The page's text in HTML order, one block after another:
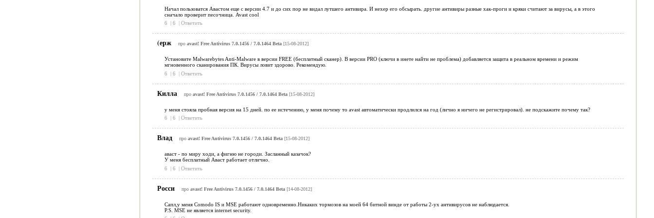
Начал пользоватся Авастом еще с версии 4.7 и до сих пор не видал лутшего антивира. И нехер его обсырать. другие антивиры разные хак-проги и кряки считают за вирусы, а в этого
сначало проверит песочница. Avast cool
6
| 6 | Ответить
(ерж про avast! Free Antivirus 7.0.1456 / 7.0.1464 Beta[15-08-2012]
Установите Malwarebytes Anti-Malware в версии FREE (бесплатный сканер). В версии PRO (ключи в инете найти не проблема) добавляется защита в реальном времени и режим
мгновенного сканирования ПК. Вирусы ловит здорово. Рекомендую.
6
| 6 | Ответить
Килла про avast! Free Antivirus 7.0.1456 / 7.0.1464 Beta[15-08-2012]
у меня стояла пробная версия на 15 дней. по ее истечению, у меня почему то avast автоматически продлился на год (лично я ничего не регистрировал). не подскажите почему так?
6
| 6 | Ответить
Влад про avast! Free Antivirus 7.0.1456 / 7.0.1464 Beta[15-08-2012]
аваст - по миру ходи, а фигню не городи. Засланный казачок?
У меня бесплатный Аваст работает отлично.
6
| 6 | Ответить
Росси про avast! Free Antivirus 7.0.1456 / 7.0.1464 Beta[14-08-2012]
Сапл,у меня Comodo IS и MSE работают одновременно.Никаких тормозов на моей 64 битной винде от работы 2-ух антивирусов не наблюдается.
P.S. MSE не является internet security.